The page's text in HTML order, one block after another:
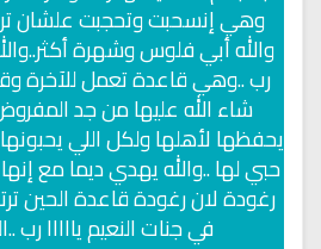
وهي إنسحبت وتحجبت علشان
والله أبي فلوس وشهرة
رب ..وهي قاعدة تعمل للآخرة
شاء الله عليها من جد
يحفظها لأهلها ولكل اللي يحبونها
حبي لها ..والله يهدي ديما مع
رغودة لان رغودة قاعدة الحين
في جنات النعيم يااااا رب